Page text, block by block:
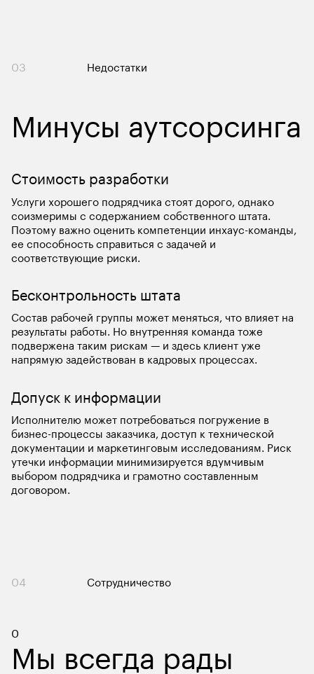
03 Недостатки
Минусы аутсорсинга
Стоимость разработки
Услуги хорошего подрядчика стоят дорого, однако
соизмеримы с содержанием собственного штата.
Поэтому важно оценить компетенции инхаус-команды,
ее способность справиться с задачей и
соответствующие риски.
Бесконтрольность штата
Состав рабочей группы может меняться, что влияет на
результаты работы. Но внутренняя команда тоже
подвержена таким рискам — и здесь клиент уже
напрямую задействован в кадровых процессах.
Допуск к информации
Исполнителю может потребоваться погружение в
бизнес-процессы заказчика, доступ к технической
документации и маркетинговым исследованиям. Риск
утечки информации минимизируется вдумчивым
выбором подрядчика и грамотно составленным
договором.
04 Сотрудничество
Контакты
0
Мы всегда рады